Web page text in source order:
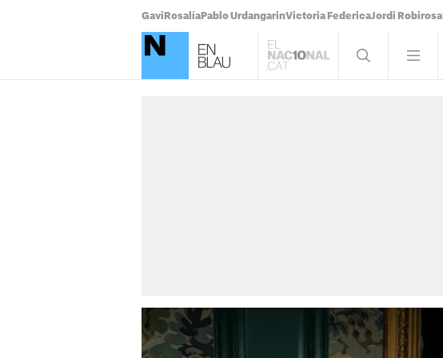
Gavi Rosalía Pablo UrdangarinVictoria FedericaJordi Robirosa